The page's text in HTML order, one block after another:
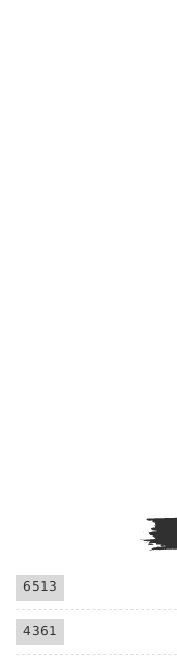
6513
4361